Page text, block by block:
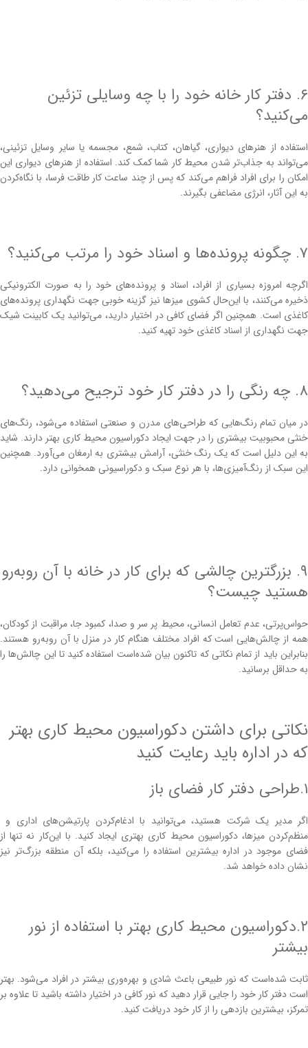
۶. دفتر‌ کار خانه خود را با چه وسایلی تزئین
می‌کنید؟
استفاده از هنر‌های دیواری، گیاهان، کتاب، شمع، مجسمه یا سایر وسایل تزئینی،
می‌تواند به جذاب‌تر شدن محیط کار شما کمک کند. استفاده از هنرهای دیواری این
امکان را برای افراد فراهم می‌کند که پس از چند ساعت کار طاقت فرسا، با نگاه‌کردن
به این آثار، انرژی مضاعفی بگیرند.
۷. چگونه پرونده‌ها و اسناد خود را مرتب می‌کنید؟
اگرچه امروزه بسیاری از افراد، اسناد و پرونده‌های خود را به ‌صورت الکترونیکی
ذخیره می‌کنند، با این‌حال کشوی میز‌ها نیز گزینه خوبی جهت نگهداری پرونده‌های
کاغذی است. همچنین اگر فضای کافی در اختیار دارید، می‌توانید یک کابینت شیک
جهت نگهداری از اسناد کاغذی خود تهیه کنید.
۸. چه رنگی را در دفتر کار خود ترجیح می‌دهید؟
در میان تمام رنگ‌هایی که طراحی‌های مدرن و صنعتی استفاده می‌شود، رنگ‌های
خنثی محبوبیت بیشتری را در جهت ایجاد دکوراسیون محیط کاری بهتر دارند. شاید
به این دلیل است که یک رنگ خنثی، آرامش بیشتری به ارمغان می‌آورد. همچنین
این سبک از رنگ‌آمیزی‌ها، با هر نوع سبک و دکوراسیونی همخوانی دارد.
۹. بزرگترین چالشی که برای کار در خانه با آن روبه‌رو
هستید چیست؟
حواس‌پرتی، عدم تعامل انسانی، محیط پر سر و صدا، کمبود جا، مراقبت از کودکان،
همه از چالش‌هایی است که افراد مختلف هنگام کار در منزل با آن روبه‌رو هستند.
بنابراین باید از تمام نکاتی که تاکنون بیان شده‌است استفاده کنید تا این چالش‌ها را
به حداقل برسانید.
نکاتی برای داشتن دکوراسیون محیط کاری بهتر
که در اداره باید رعایت کنید
۱.طراحی دفتر کار فضای باز
اگر مدیر یک شرکت هستید، می‌توانید با ادغام‌کردن پارتیشن‌های اداری و
منظم‌کردن میز‌ها، دکوراسیون محیط کاری بهتری ایجاد کنید. با این‌کار نه تنها از
فضای موجود در اداره بیشترین استفاده را می‌کنید، بلکه آن منطقه بزرگ‌تر نیز
نشان داده خواهد‌ شد.
۲.دکوراسیون محیط کاری بهتر با استفاده از نور
بیشتر
ثابت شده‌است که نور طبیعی باعث شادی و بهره‌وری بیشتر در افراد می‌شود. بهتر
است دفتر کار خود را جایی قرار دهید که نور کافی در اختیار داشته ‌باشید تا علاوه بر
تمرکز، بیشترین بازدهی را از کار خود دریافت کنید.